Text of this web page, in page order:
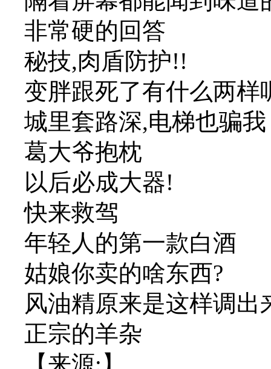
非常硬的回答
秘技,肉盾防护!!
变胖跟死了有什么两样
城里套路深,电梯也骗我
葛大爷抱枕
以后必成大器!
快来救驾
年轻人的第一款白酒
姑娘你卖的啥东西?
风油精原来是这样调出
正宗的羊杂
【来源:】